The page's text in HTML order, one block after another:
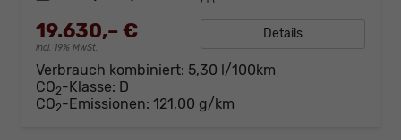
19.630,– €
incl. 19% MwSt.
Details
Verbrauch kombiniert: 5,30 l/100km
CO2-Klasse: D
CO2-Emissionen: 121,00 g/km